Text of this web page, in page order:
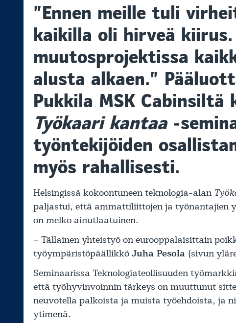
”Ennen meille tuli
kaikilla oli hirveä kiirus.
muutosprojektissa
alusta alkaen.”
Pukkila MSK Cabinsiltä
Työkaari kantaa-
työntekijöiden
myös rahallisesti.
Helsingissä kokoontuneen teknologia-alan
paljastui, että ammattiliittojen ja työnantajien
on melko ainutlaatuinen.
– Tällainen yhteistyö on eurooppalaisittain
työympäristöpäällikkö Juha Pesola (sivun
Seminaarissa Teknologiateollisuuden
että työhyvinvoinnin tärkeys on muuttunut
neuvotella palkoista ja muista työehdoista, ja
ytimenä.